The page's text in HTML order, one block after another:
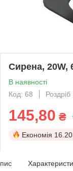
Сирена, 20W,
В наявності
Код: 68
Роздріб
145,80 ₴
Економія